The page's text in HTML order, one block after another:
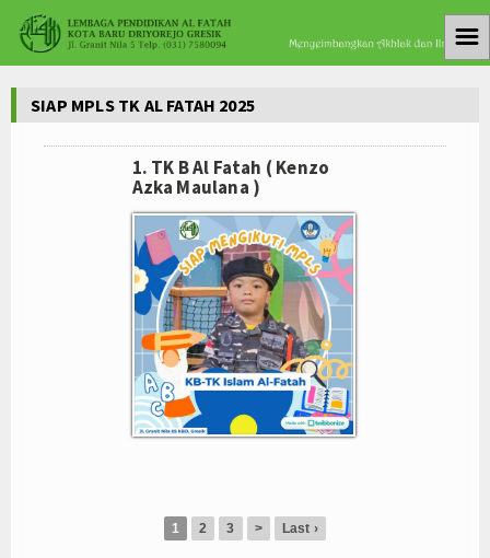
Satuan Pendidikan
Taman Kanak Kanak
☰
SIAP MPLS TK AL FATAH 2025
1. TK B Al Fatah ( Kenzo
Azka Maulana )
1 2 3 > Last ›